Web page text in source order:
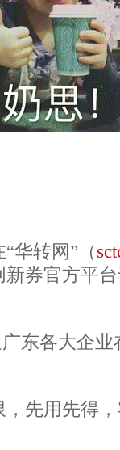
华转网”（
券官方平
东各大企
先用先得